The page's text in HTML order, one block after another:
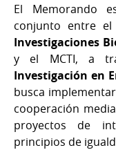
El Memorando
conjunto entre el
Investigaciones
y el MCTI, a
Investigación en
busca
cooperación
proyectos de
principios de